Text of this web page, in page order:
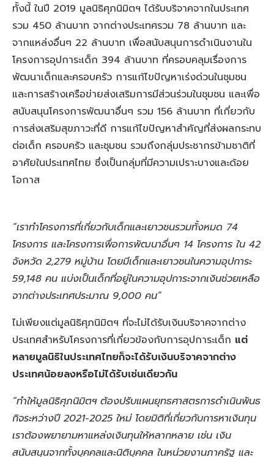
ทั้งนี้ ในปี 2019 มูลนิธิศุภนิมิตฯ ได้รับบริจาคจากในประเทศ
รวม 450 ล้านบาท จากต่างประเทศรวม 78 ล้านบาท และ
จากแหล่งอื่นๆ 22 ล้านบาท เพื่อสนับสนุนการดำเนินงานใน
โครงการอุปการะเด็ก 394 ล้านบาท ที่ครอบคลุมเรื่องการ
พัฒนาเด็กและครอบครัว การแก้ไขปัญหาเร่งด่วนในชุมชน
และการสร้างเครือข่ายส่งเสริมการมีส่วนร่วมในชุมชน และเพื่อ
สนับสนุนโครงการพัฒนาอื่นๆ รวม 156 ล้านบาท ที่เกี่ยวกับ
การส่งเสริมสุขภาวะที่ดี การแก้ไขปัญหาสำคัญที่ส่งผลกระทบ
ต่อเด็ก ครอบครัว และชุมชน รวมถึงกลุ่มประชากรข้ามชาติที่
อาศัยในประเทศไทย ซึ่งเป็นกลุ่มที่มีความเปราะบางและด้อย
โอกาส
“เราทำโครงการที่เกี่ยวกับเด็กและเยาวชนรวมทั้งหมด 74
โครงการ และโครงการเพื่อการพัฒนาอื่นๆ 14 โครงการ ใน 42
จังหวัด 2,279 หมู่บ้าน โดยมีเด็กและเยาวชนในความอุปการะ
59,148 คน แบ่งเป็นเด็กที่อยู่ในความอุปการะจากเงินช่วยเหลือ
จากต่างประเทศประมาณ 9,000 คน”
ไม่เพียงแต่มูลนิธิศุภนิมิตฯ ที่จะไม่ได้รับเงินบริจาคจากต่าง
ประเทศสำหรับโครงการที่เกี่ยวข้องกับการอุปการะเด็ก แต่
หลายมูลนิธิในประเทศไทยก็จะได้รับเงินบริจาคจากต่าง
ประเทศน้อยลงหรือไม่ได้รับเช่นเดียวกัน
“ทำให้มูลนิธิศุภนิมิตฯ ต้องปรับแผนยุทธศาสตรการดำเนินพันธ
กิจระหว่างปี 2021-2025 ใหม่ โดยมิติที่เกี่ยวกับการหาเงินทุน
เราต้องพยายามหาแหล่งเงินทุนให้หลากหลาย เช่น เงิน
สนับสนุนจากทั้งบุคคลและนิติบุคคล ในหน่วยงานภาครัฐ และ